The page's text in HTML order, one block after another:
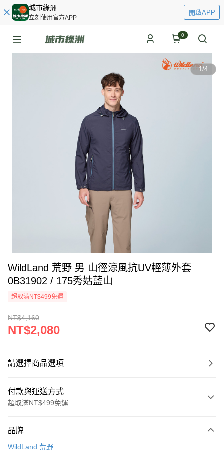
城市綠洲
立刻使用官方APP
開啟APP
0
1/4
WildLand 荒野 男 山徑涼風抗UV輕薄外套
0B31902 / 175秀姑藍山
超取滿NT$499免運
NT$4,160
NT$2,080
請選擇商品選項
付款與運送方式
超取滿NT$499免運
信用卡一次付款
品牌
WildLand 荒野